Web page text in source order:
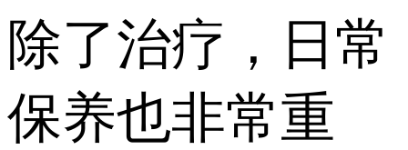
除了治疗，日常
保养也非常重